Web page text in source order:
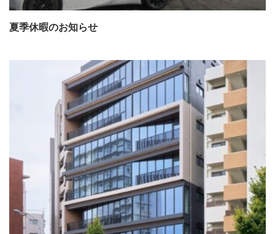
夏季休暇のお知らせ